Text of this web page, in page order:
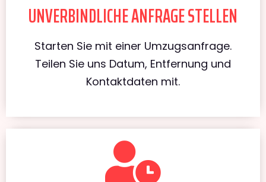
UNVERBINDLICHE ANFRAGE STELLEN
Starten Sie mit einer Umzugsanfrage.
Teilen Sie uns Datum, Entfernung und
Kontaktdaten mit.